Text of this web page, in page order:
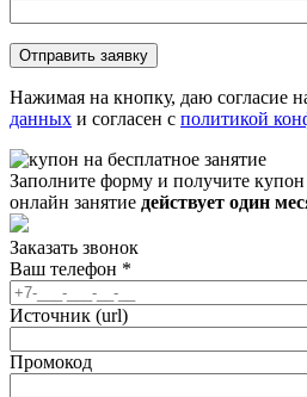
Нажимая на кнопку, даю согласие
данных и согласен с политикой
Заполните форму и получите
онлайн занятие действует один
Заказать звонок
Ваш телефон *
Источник (url)
Промокод